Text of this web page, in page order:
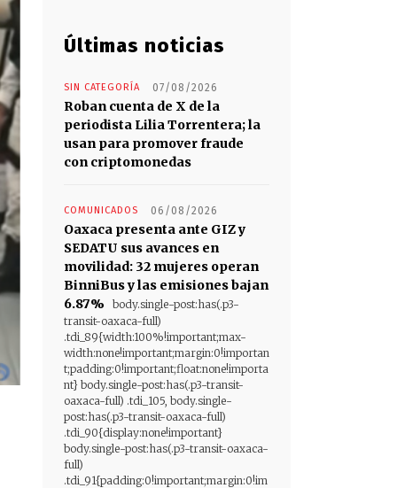
Últimas noticias
SIN CATEGORÍA 07/08/2026
Roban cuenta de X de la
periodista Lilia Torrentera; la
usan para promover fraude
con criptomonedas
COMUNICADOS 06/08/2026
Oaxaca presenta ante GIZ y
SEDATU sus avances en
movilidad: 32 mujeres operan
BinniBus y las emisiones bajan
6.87%
body.single-post:has(.p3-
transit-oaxaca-full)
.tdi_89{width:100%!important;max-
width:none!important;margin:0!importan
t;padding:0!important;float:none!importa
nt} body.single-post:has(.p3-transit-
oaxaca-full) .tdi_105, body.single-
post:has(.p3-transit-oaxaca-full)
.tdi_90{display:none!important}
body.single-post:has(.p3-transit-oaxaca-
full)
.tdi_91{padding:0!important;margin:0!im